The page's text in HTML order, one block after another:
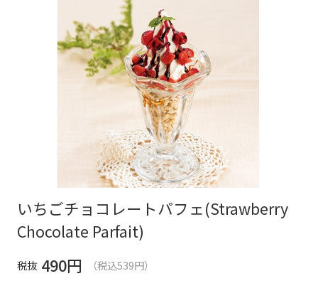
いちごチョコレートパフェ(Strawberry
Chocolate Parfait)
税抜 490円 （税込539円）